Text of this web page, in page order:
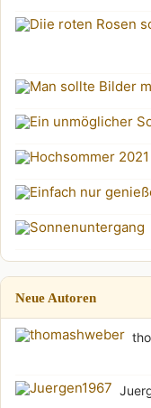
Neue Autoren